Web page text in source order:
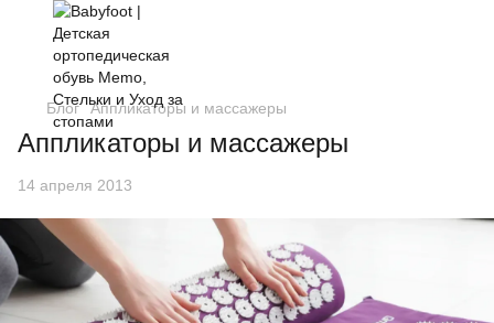
Блог Аппликаторы и массажеры
Аппликаторы и массажеры
14 апреля 2013